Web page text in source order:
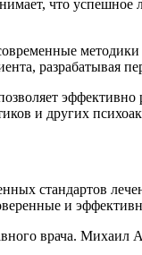
что успешное
разрабатывая
и других
стандартов
и
врача. Михаил